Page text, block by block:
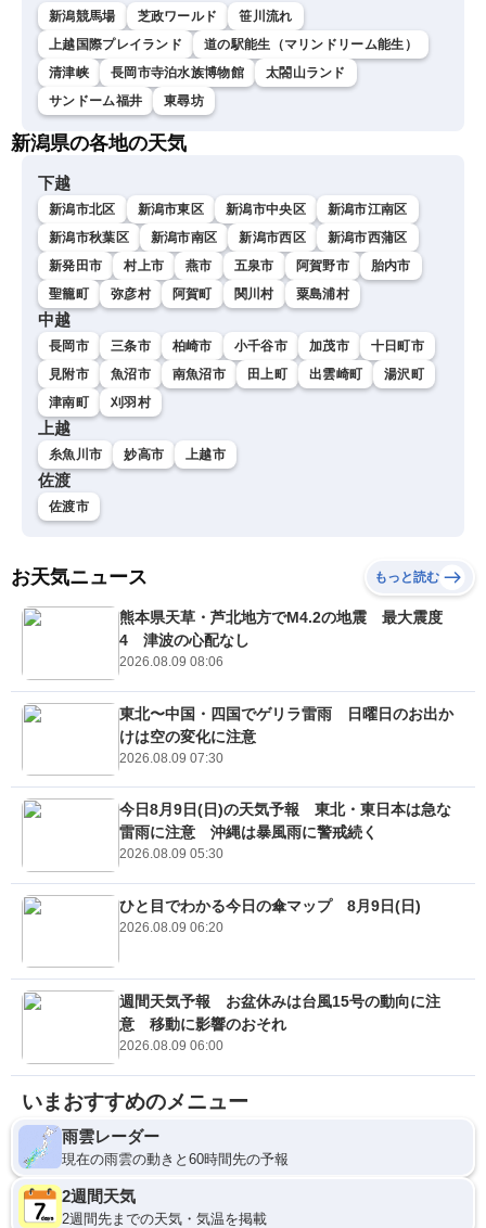
新潟競馬場 芝政ワールド
笹川流れ
上越国際プレイランド
道の駅能生（マリンドリーム能生）
清津峡
長岡市寺泊水族博物館
太閤山ランド
サンドーム福井
東尋坊
新潟県の各地の天気
下越
新潟市北区 新潟市東区 新潟市中央区
新潟市江南区
新潟市秋葉区
新潟市南区 新潟市西区
新潟市西蒲区
新発田市
村上市 燕市 五泉市 阿賀野市
胎内市
聖籠町
弥彦村 阿賀町 関川村 粟島浦村
中越
長岡市 三条市 柏崎市 小千谷市 加茂市
十日町市
見附市
魚沼市 南魚沼市 田上町 出雲崎町
湯沢町
津南町
刈羽村
上越
糸魚川市 妙高市 上越市
佐渡
佐渡市
お天気ニュース もっと読む
熊本県天草・芦北地方でM4.2の地震 最大震度
4 津波の心配なし
2026.08.09 08:06
東北〜中国・四国でゲリラ雷雨 日曜日のお出か
けは空の変化に注意
2026.08.09 07:30
今日8月9日(日)の天気予報 東北・東日本は急な
雷雨に注意 沖縄は暴風雨に警戒続く
2026.08.09 05:30
ひと目でわかる今日の傘マップ 8月9日(日)
2026.08.09 06:20
週間天気予報 お盆休みは台風15号の動向に注
意 移動に影響のおそれ
2026.08.09 06:00
いまおすすめのメニュー
雨雲レーダー
現在の雨雲の動きと60時間先の予報
2週間天気
2週間先までの天気・気温を掲載